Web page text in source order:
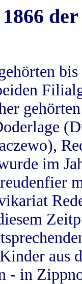
im
aus
- in